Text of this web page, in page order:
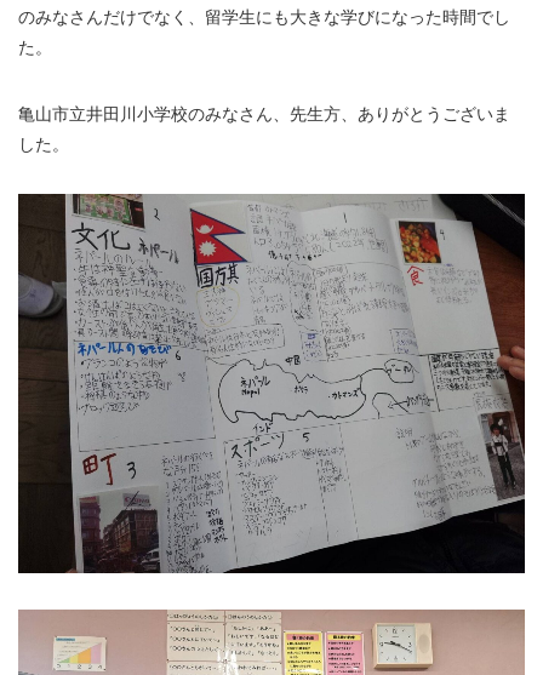
のみなさんだけでなく、留学生にも大きな学びになった時間でし
た。
亀山市立井田川小学校のみなさん、先生方、ありがとうございま
した。